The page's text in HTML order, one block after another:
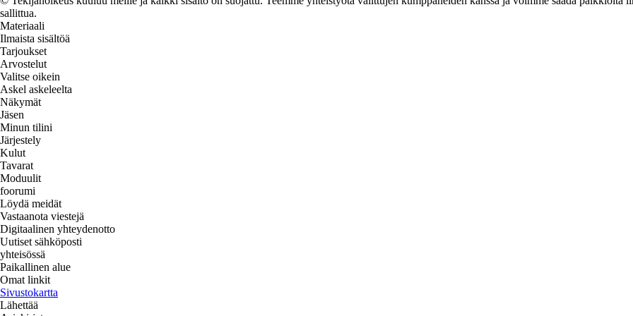
sallittua.
Materiaali
Ilmaista sisältöä
Tarjoukset
Arvostelut
Valitse oikein
Askel askeleelta
Näkymät
Jäsen
Minun tilini
Järjestely
Kulut
Tavarat
Moduulit
foorumi
Löydä meidät
Vastaanota viestejä
Digitaalinen yhteydenotto
Uutiset sähköposti
yhteisössä
Paikallinen alue
Omat linkit
Sivustokartta
Lähettää